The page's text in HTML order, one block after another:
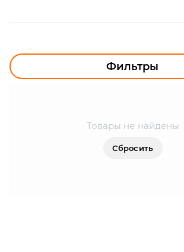
Фильтры
Товары не найдены
Сбросить
СВЕТОДИОДНАЯ ПОДСВЕТКА
ЭЛЕКТРОТОВАРЫ